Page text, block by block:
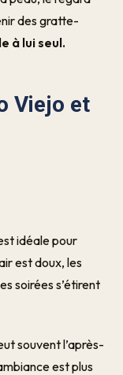
des gratte-
à lui seul.
Viejo et
idéale pour
est doux, les
soirées s’étirent
souvent l’après-
est plus